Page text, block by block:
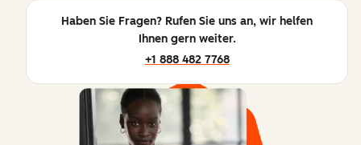
Haben Sie Fragen? Rufen Sie uns an, wir helfen
Ihnen gern weiter.
+1 888 482 7768